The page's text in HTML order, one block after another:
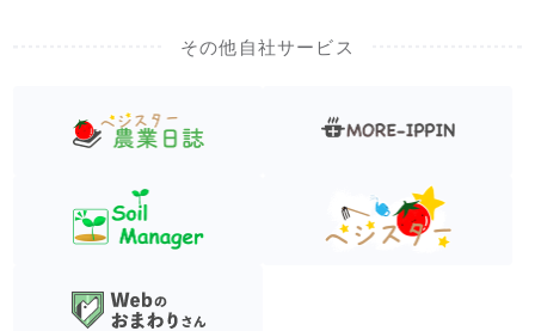
その他自社サービス